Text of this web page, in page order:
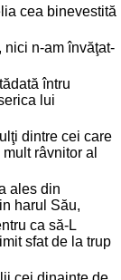
cea binevestită
nici n-am învăţat-
întru
lui
dintre cei care
râvnitor al
ales din
harul Său,
ca să-L
sfat de la trup